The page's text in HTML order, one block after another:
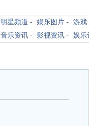
明星频道 - 娱乐图片 - 游戏
音乐资讯 - 影视资讯 - 娱乐